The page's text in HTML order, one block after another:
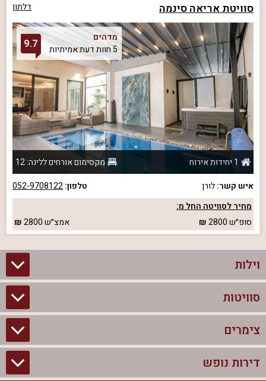
סוויטת אריאה סינמה דלתון
מדהים
5 חוות דעת אמיתיות
9.7
1 יחידות אירוח
מקסימום אורחים ללינה: 12
איש קשר:לורן טלפון:052-9708122
מחיר לסוויטה החל מ:
סופ״ש2800 אמצ״ש2800
וילות
וילות בצפון
וילות להשכרה
סוויטות
סוויטות בצפון
צימרים לזוגות עם בריכה פרטית
צימרים
צימרים בצפון
דירות נופש